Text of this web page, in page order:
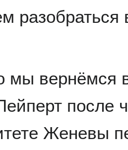
мы вернёмся
после
Женевы